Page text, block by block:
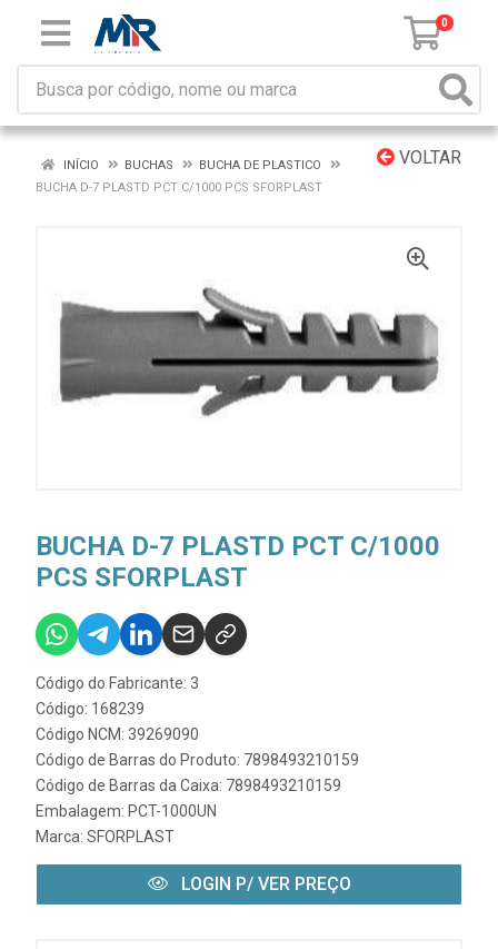
0
VOLTAR
INÍCIO BUCHAS
BUCHA DE PLASTICO
BUCHA D-7 PLASTD PCT C/1000 PCS SFORPLAST
BUCHA D-7 PLASTD PCT C/1000
PCS SFORPLAST
Código do Fabricante: 3
Código: 168239
Código NCM: 39269090
Código de Barras do Produto: 7898493210159
Código de Barras da Caixa: 7898493210159
Embalagem: PCT-1000UN
Marca: SFORPLAST
LOGIN P/ VER PREÇO